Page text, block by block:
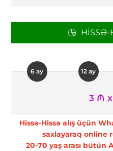
HISSƏ-
6 ay 12 ay
3 ₼
Hissə-Hissə alış üçün
saxlayaraq online
20-70 yaş arası bütün